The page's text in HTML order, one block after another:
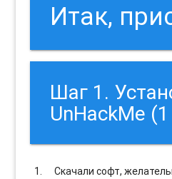
Итак,
Шаг 1.
UnHackMe
Скачали софт,